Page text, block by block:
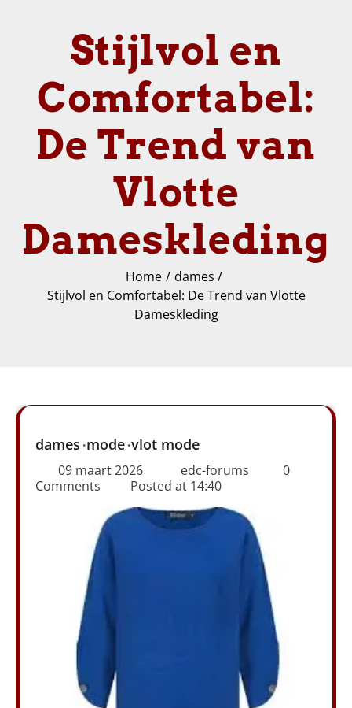
Stijlvol en
Comfortabel:
De Trend van
Vlotte
Dameskleding
Home
dames
Stijlvol en Comfortabel: De Trend van Vlotte
Dameskleding
dames mode vlot mode
09 maart 2026 edc-forums
0
Comments
Posted at 14:40